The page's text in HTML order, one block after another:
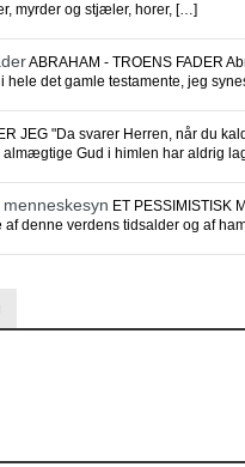
myrder og stjæler, horer, […]
ABRAHAM - TROENS FADER
hele det gamle testamente, jeg
JEG "Da svarer Herren, når du
Gud i himlen har aldrig
ET PESSIMISTISK
denne verdens tidsalder og af